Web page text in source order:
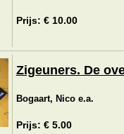
Prijs: € 10.00
Zigeuners. De
Bogaart, Nico e.a.
Prijs: € 5.00